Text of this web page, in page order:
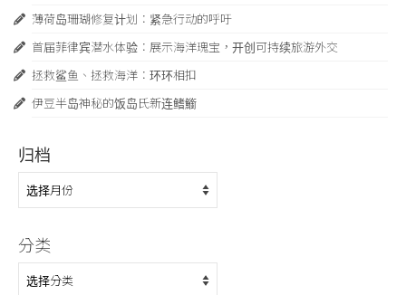
薄荷岛珊瑚修复计划：紧急行动的呼吁
首届菲律宾潜水体验：展示海洋瑰宝，开创可持续旅游外交
拯救鲨鱼、拯救海洋：环环相扣
伊豆半岛神秘的饭岛氏新连鳍䲗
归档
归
档
分类
分
类